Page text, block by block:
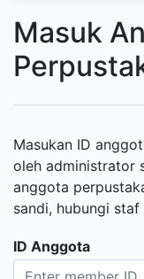
Masuk
Masukan ID
oleh administrator
anggota
sandi, hubungi
ID Anggota